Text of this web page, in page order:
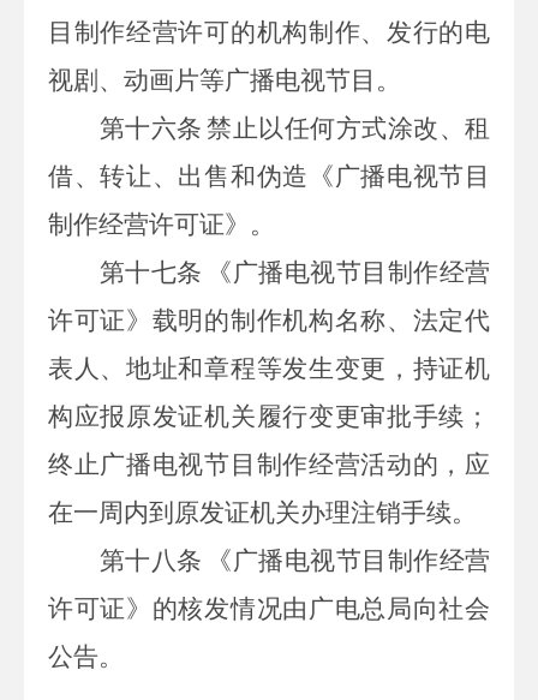
目制作经营许可的机构制作、发行的电
视剧、动画片等广播电视节目。
第十六条 禁止以任何方式涂改、租
借、转让、出售和伪造《广播电视节目
制作经营许可证》。
第十七条
《广播电视节目制作经营
许可证》载明的制作机构名称、法定代
表人、地址和章程等发生变更，持证机
构应报原发证机关履行变更审批手续；
终止广播电视节目制作经营活动的，应
在一周内到原发证机关办理注销手续。
第十八条
《广播电视节目制作经营
许可证》的核发情况由广电总局向社会
公告。